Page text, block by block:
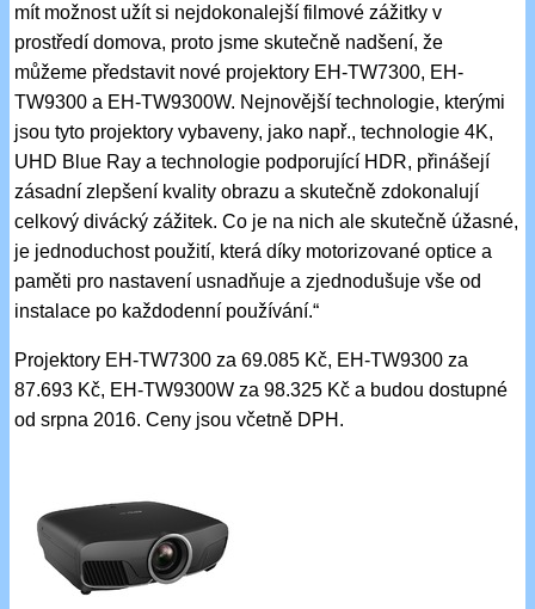
mít možnost užít si nejdokonalejší filmové zážitky v
prostředí domova, proto jsme skutečně nadšení, že
můžeme představit nové projektory EH-TW7300, EH-
TW9300 a EH-TW9300W. Nejnovější technologie, kterými
jsou tyto projektory vybaveny, jako např., technologie 4K,
UHD Blue Ray a technologie podporující HDR, přinášejí
zásadní zlepšení kvality obrazu a skutečně zdokonalují
celkový divácký zážitek. Co je na nich ale skutečně úžasné,
je jednoduchost použití, která díky motorizované optice a
paměti pro nastavení usnadňuje a zjednodušuje vše od
instalace po každodenní používání.“
Projektory EH-TW7300 za 69.085 Kč, EH-TW9300 za
87.693 Kč, EH-TW9300W za 98.325 Kč a budou dostupné
od srpna 2016. Ceny jsou včetně DPH.